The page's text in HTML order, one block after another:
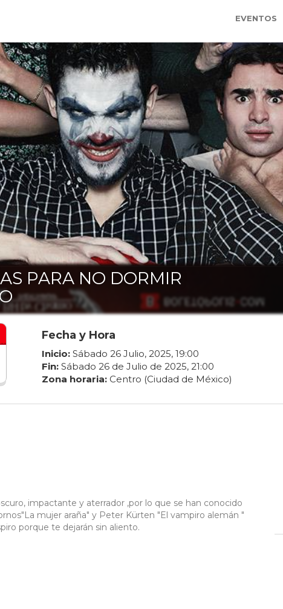
EVENTOS
PARA NO DORMIR
Fecha y Hora
Inicio: Sábado 26 Julio, 2025, 19:00
Fin: Sábado 26de Julio de 2025, 21:00
Zona horaria: Centro (Ciudad de México)
impactante y aterrador ,por lo que se han conocido
mujer araña" y Peter Kürten "El vampiro alemán "
porque te dejarán sin aliento.